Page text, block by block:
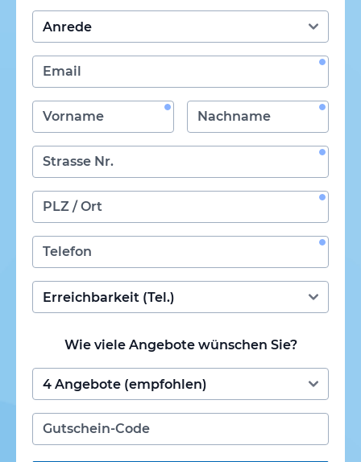
Wie viele Angebote wünschen Sie?